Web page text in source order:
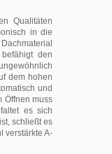
Qualitäten
in die
den
dem hohen
und
Öffnen muss
es sich
schließt es
verstärkte A-